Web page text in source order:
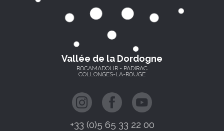
Vallée de la Dordogne
ROCAMADOUR - PADIRAC
COLLONGES-LA-ROUGE
+33 (0)5 65 33 22 00